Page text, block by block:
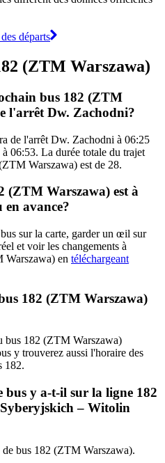
départs
(ZTM Warszawa)
bus 182 (ZTM
l'arrêt Dw. Zachodni?
de l'arrêt Dw. Zachodni à 06:25
06:53. La durée totale du trajet
Warszawa) est de 28.
(ZTM Warszawa) est à
avance?
sur la carte, garder un œil sur
et voir les changements à
Warszawa) en téléchargeant
182 (ZTM Warszawa)
bus 182 (ZTM Warszawa)
y trouverez aussi l'horaire des
182.
bus y a-t-il sur la ligne 182
– Witolin
bus 182 (ZTM Warszawa).